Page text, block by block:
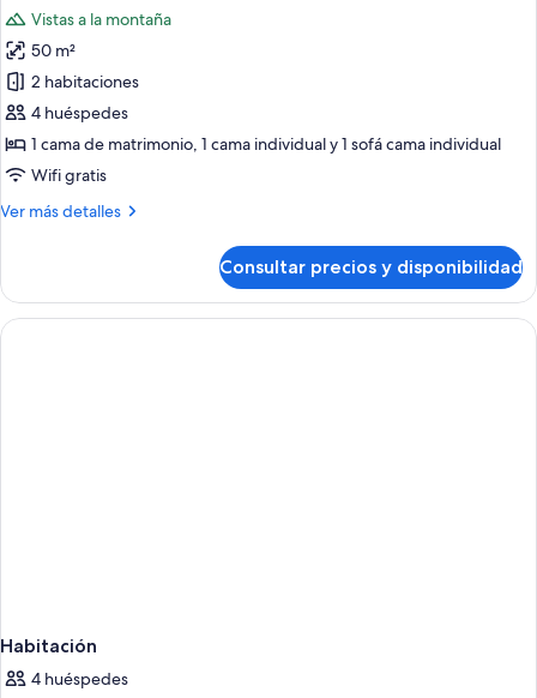
(4
adults)
las
fotos
de
Suite
junior,
2
habitaciones,
balcón
+
2
Vistas a la montaña
50 m²
2 habitaciones
4 huéspedes
1 cama de matrimonio, 1 cama individual y 1 sofá cama individual
Wifi gratis
Ver más detalles
Más
junior,
habitaciones,
Consultar precios y disponibilidad
Habitación
4 huéspedes